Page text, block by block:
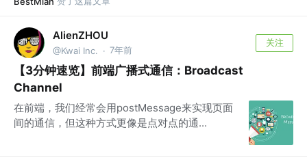
AlienZHOU
@Kwai Inc. · 7年前
关注
【3分钟速览】前端广播式通信：Broadcast
Channel
在前端，我们经常会用postMessage来实现页面
间的通信，但这种方式更像是点对点的通...